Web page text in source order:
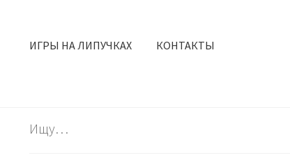
ИГРЫ НА ЛИПУЧКАХ КОНТАКТЫ
Ищу…